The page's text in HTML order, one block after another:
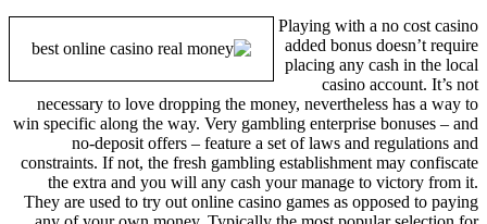
Playing with a no cost casino
added bonus doesn’t require
placing any cash in the local
casino account. It’s not
necessary to love dropping the money, nevertheless has a way to
win specific along the way. Very gambling enterprise bonuses – and
no-deposit offers – feature a set of laws and regulations and
constraints. If not, the fresh gambling establishment may confiscate
the extra and you will any cash your manage to victory from it.
They are used to try out online casino games as opposed to paying